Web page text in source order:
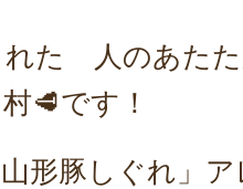
れた 人のあた
🥩です！
形豚しぐれ」